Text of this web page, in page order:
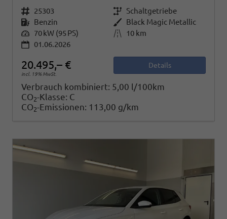
Fahrzeugnr. 25303 Getriebe Schaltgetriebe
Kraftstoff Benzin Außenfarbe Black Magic Metallic
Leistung 70 kW (95 PS) Kilometerstand
10 km
01.06.2026
20.495,– €
incl. 19% MwSt.
Details
Verbrauch kombiniert: 5,00 l/100km
CO2-Klasse: C
CO2-Emissionen: 113,00 g/km